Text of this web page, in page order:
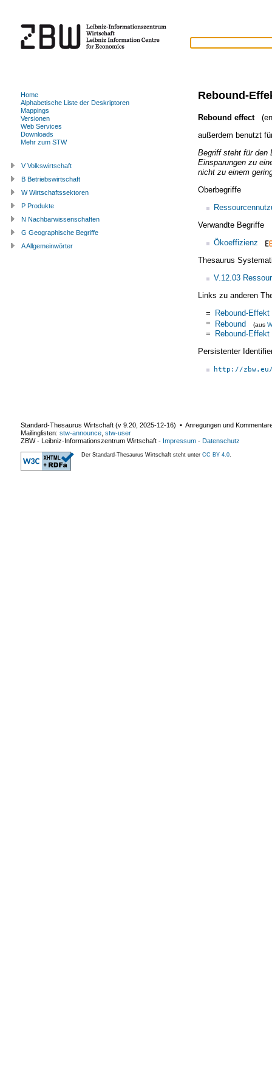
Rebound-
Rebound effect
außerdem benutzt
Begriff steht für den
Einsparungen zu
nicht zu einem
Oberbegriffe
Verwandte Begriffe
Ökoeffizienz
Thesaurus
V.12.03
Links zu anderen
= Rebound-Effekt
= Rebound (aus
= Rebound-
Persistenter
http://
Home
Alphabetische Liste der Deskriptoren
Mappings
Versionen
Web Services
Downloads
Mehr zum STW
V Volkswirtschaft
B Betriebswirtschaft
W Wirtschaftssektoren
P Produkte
N Nachbarwissenschaften
G Geographische Begriffe
A Allgemeinwörter
Standard-Thesaurus Wirtschaft (v 9.20 2025-12-16) ▪ Anregungen und
Mailinglisten: stw-announce stw-user
ZBW - Leibniz-Informationszentrum Wirtschaft - Impressum - Datenschutz
Der Standard-Thesaurus Wirtschaft steht unter CC BY 4.0